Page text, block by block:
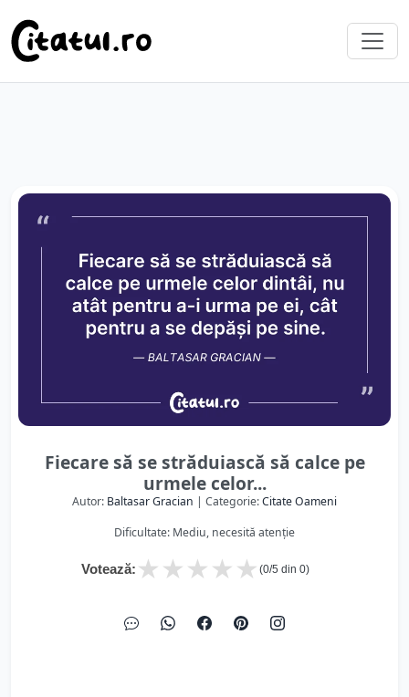
Fiecare să se străduiască să calce pe
urmele celor...
Autor: Baltasar Gracian | Categorie:Citate Oameni
Dificultate: Mediu, necesită atenție
Votează: ★
★
★
★
★ (0/5 din 0)